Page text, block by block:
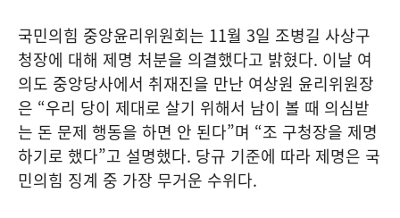
국민의힘 중앙윤리위원회는 11월 3일 조병길 사상구
청장에 대해 제명 처분을 의결했다고 밝혔다. 이날 여
의도 중앙당사에서 취재진을 만난 여상원 윤리위원장
은 “우리 당이 제대로 살기 위해서 남이 볼 때 의심받
는 돈 문제 행동을 하면 안 된다”며 “조 구청장을 제명
하기로 했다”고 설명했다. 당규 기준에 따라 제명은 국
민의힘 징계 중 가장 무거운 수위다.